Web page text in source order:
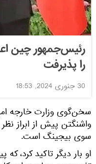
رئیس‌جمهور چین
را پذیرفت
30 جنوری 2024, 18:53
سخن‌گوی وزارت خارجه
واشنگتن پیش از ابراز نظر
سوی بیجینگ است.
او بار دیگر تاکید کرد،